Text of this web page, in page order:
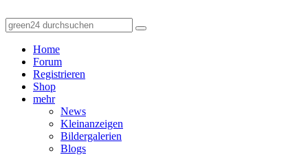
Home
Forum
Registrieren
Shop
mehr
News
Kleinanzeigen
Bildergalerien
Blogs